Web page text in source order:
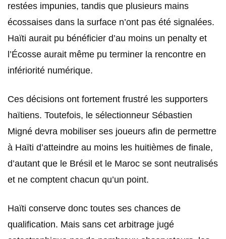
restées impunies, tandis que plusieurs mains
écossaises dans la surface n’ont pas été signalées.
Haïti aurait pu bénéficier d’au moins un penalty et
l’Écosse aurait même pu terminer la rencontre en
infériorité numérique.
Ces décisions ont fortement frustré les supporters
haïtiens. Toutefois, le sélectionneur Sébastien
Migné devra mobiliser ses joueurs afin de permettre
à Haïti d’atteindre au moins les huitièmes de finale,
d’autant que le Brésil et le Maroc se sont neutralisés
et ne comptent chacun qu’un point.
Haïti conserve donc toutes ses chances de
qualification. Mais sans cet arbitrage jugé